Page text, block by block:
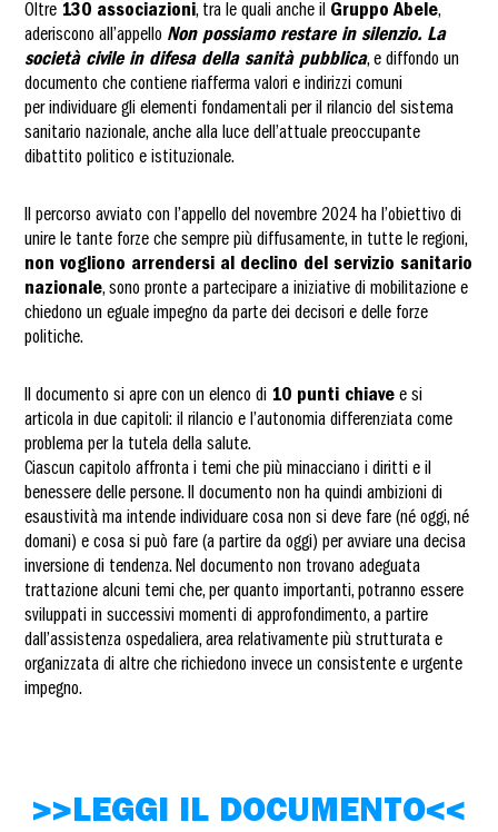
Oltre 130 associazioni, tra le quali anche il Gruppo Abele,
aderiscono all’appello Non possiamo restare in silenzio. La
società civile in difesa della sanità pubblica, e diffondo un
documento che contiene riafferma valori e indirizzi comuni
per individuare gli elementi fondamentali per il rilancio del sistema
sanitario nazionale, anche alla luce dell’attuale preoccupante
dibattito politico e istituzionale.
Il percorso avviato con l’appello del novembre 2024 ha l’obiettivo di
unire le tante forze che sempre più diffusamente, in tutte le regioni,
non vogliono arrendersi al declino del servizio sanitario
nazionale, sono pronte a partecipare a iniziative di mobilitazione e
chiedono un eguale impegno da parte dei decisori e delle forze
politiche.
Il documento si apre con un elenco di 10 punti chiave e si
articola in due capitoli: il rilancio e l’autonomia differenziata come
problema per la tutela della salute.
Ciascun capitolo affronta i temi che più minacciano i diritti e il
benessere delle persone. Il documento non ha quindi ambizioni di
esaustività ma intende individuare cosa non si deve fare (né oggi, né
domani) e cosa si può fare (a partire da oggi) per avviare una decisa
inversione di tendenza. Nel documento non trovano adeguata
trattazione alcuni temi che, per quanto importanti, potranno essere
sviluppati in successivi momenti di approfondimento, a partire
dall’assistenza ospedaliera, area relativamente più strutturata e
organizzata di altre che richiedono invece un consistente e urgente
impegno.
>>LEGGI IL DOCUMENTO<<